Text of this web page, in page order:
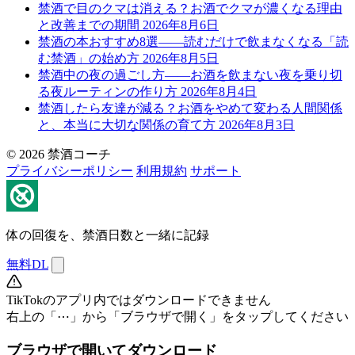
禁酒で目のクマは消える？お酒でクマが濃くなる理由
と改善までの期間 2026年8月6日
禁酒の本おすすめ8選——読むだけで飲まなくなる「読
む禁酒」の始め方 2026年8月5日
禁酒中の夜の過ごし方——お酒を飲まない夜を乗り切
る夜ルーティンの作り方 2026年8月4日
禁酒したら友達が減る？お酒をやめて変わる人間関係
と、本当に大切な関係の育て方 2026年8月3日
© 2026 禁酒コーチ
プライバシーポリシー 利用規約 サポート
体の回復を、禁酒日数と一緒に記録
無料DL
TikTokのアプリ内ではダウンロードできません
右上の「⋯」から「ブラウザで開く」をタップしてください
ブラウザで開いてダウンロード